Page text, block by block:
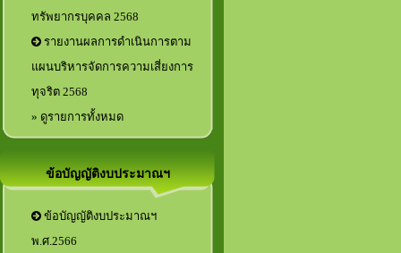
ทรัพยากรบุคคล 2568
รายงานผลการดำเนินการตาม
แผนบริหารจัดการความเสี่ยงการ
ทุจริต 2568
» ดูรายการทั้งหมด
ข้อบัญญัติงบประมาณฯ
ข้อบัญญัติงบประมาณฯ
พ.ศ.2566